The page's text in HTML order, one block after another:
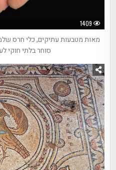
1409
מאות מטבעות עתיקים, כלי חרס
סוחר בלתי חוקי